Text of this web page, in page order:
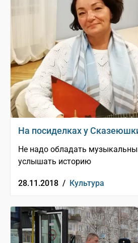
На посиделках у
Не надо обладать
услышать историю
28.11.2018 / Культура